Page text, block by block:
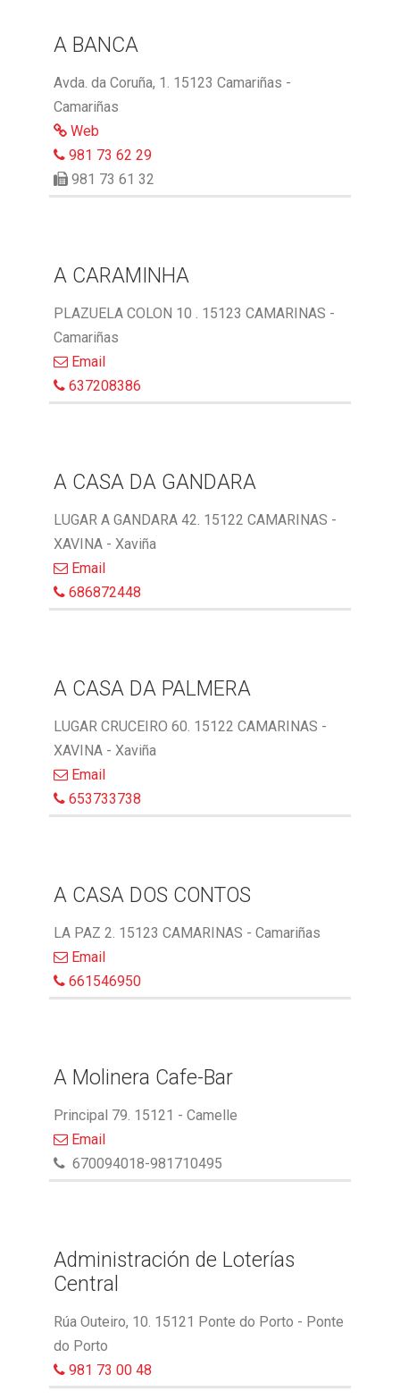
A BANCA
Avda. da Coruña, 1. 15123 Camariñas -
Camariñas
Web
981 73 62 29
981 73 61 32
A CARAMINHA
PLAZUELA COLON 10 . 15123 CAMARINAS -
Camariñas
Email
637208386
A CASA DA GANDARA
LUGAR A GANDARA 42. 15122 CAMARINAS -
XAVINA - Xaviña
Email
686872448
A CASA DA PALMERA
LUGAR CRUCEIRO 60. 15122 CAMARINAS -
XAVINA - Xaviña
Email
653733738
A CASA DOS CONTOS
LA PAZ 2. 15123 CAMARINAS - Camariñas
Email
661546950
A Molinera Cafe-Bar
Principal 79. 15121 - Camelle
Email
670094018-981710495
Administración de Loterías
Central
Rúa Outeiro, 10. 15121 Ponte do Porto - Ponte
do Porto
981 73 00 48